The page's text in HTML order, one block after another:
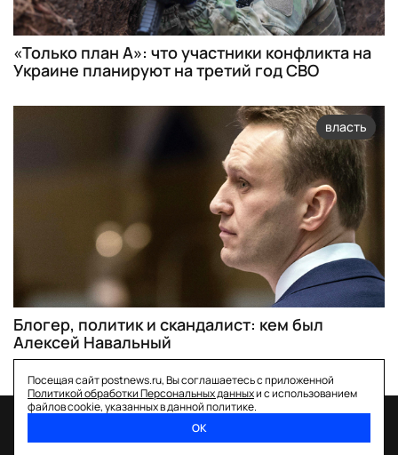
«Только план А»: что участники конфликта на
Украине планируют на третий год СВО
власть
Блогер, политик и скандалист: кем был
Алексей Навальный
Посещая сайт postnews.ru, Вы соглашаетесь с приложенной
Политикой обработки Персональных данныхи с использованием
файлов cookie, указанных в данной политике.
ОК